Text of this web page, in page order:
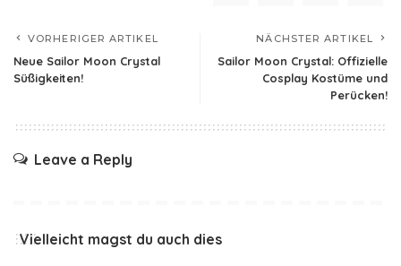
VORHERIGER ARTIKEL
Neue Sailor Moon Crystal
Süßigkeiten!
NÄCHSTER ARTIKEL
Sailor Moon Crystal: Offizielle
Cosplay Kostüme und
Perücken!
Leave a Reply
Vielleicht magst du auch dies